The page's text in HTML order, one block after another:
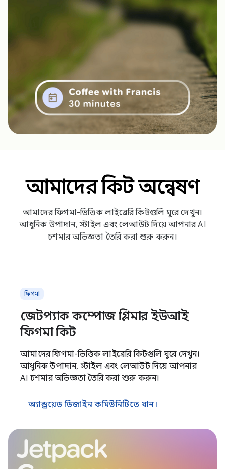
আমাদের কিট অন্বেষণ
আমাদের ফিগমা-ভিত্তিক লাইব্রেরি কিটগুলি ঘুরে দেখুন।
আধুনিক উপাদান, স্টাইল এবং লেআউট দিয়ে আপনার AI
চশমার অভিজ্ঞতা তৈরি করা শুরু করুন।
ফিগমা
জেটপ্যাক কম্পোজ গ্লিমার ইউআই
ফিগমা কিট
আমাদের ফিগমা-ভিত্তিক লাইব্রেরি কিটগুলি ঘুরে দেখুন।
আধুনিক উপাদান, স্টাইল এবং লেআউট দিয়ে আপনার
AI চশমার অভিজ্ঞতা তৈরি করা শুরু করুন।
অ্যান্ড্রয়েড ডিজাইন কমিউনিটিতে যান।